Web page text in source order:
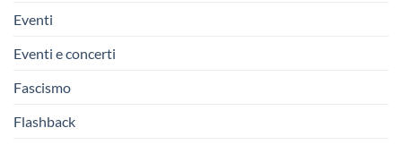
Eventi
Eventi e concerti
Fascismo
Flashback